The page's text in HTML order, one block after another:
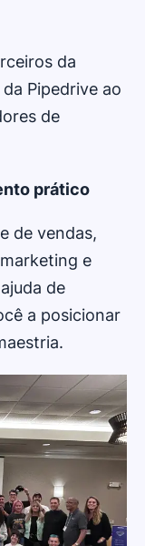
da
Pipedrive ao
de
prático
de vendas,
e
de
a posicionar